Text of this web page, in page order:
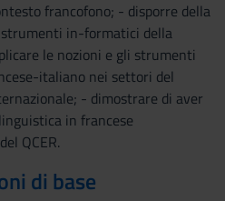
francofono; - disporre della
in-formatici della
le nozioni e gli strumenti
italiano nei settori del
- dimostrare di aver
in francese
QCER.
di base